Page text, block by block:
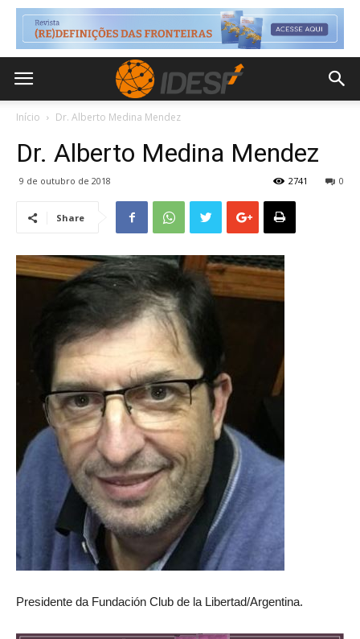
Início Dr. Alberto Medina Mendez
Dr. Alberto Medina Mendez
9 de outubro de 2018 0
2741
Share
Presidente da Fundación Club de la Libertad/Argentina.